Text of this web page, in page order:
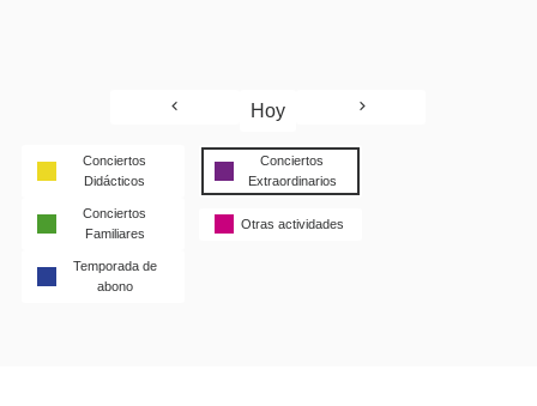
Hoy
Conciertos
Didácticos
Conciertos
Extraordinarios
Conciertos
Familiares
Otras actividades
Temporada de
abono